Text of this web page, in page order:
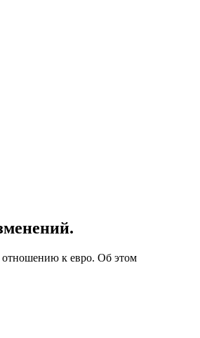
отношению к евро. Об этом